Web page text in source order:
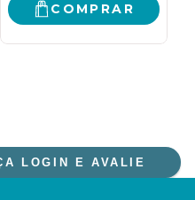
COMPRAR
LOGIN E AVALIE